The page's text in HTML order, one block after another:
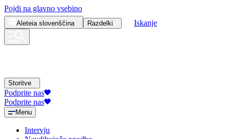
Pojdi na glavno vsebino
Aleteia slovenščina Razdelki Iskanje
Storitve
Podprite nas
Podprite nas
Menu
Intervju